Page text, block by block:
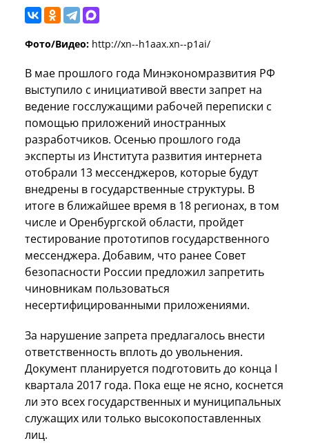
Фото/Видео: http://xn--h1aax.xn--p1ai/
В мае прошлого года Минэкономразвития РФ
выступило с инициативой ввести запрет на
ведение госслужащими рабочей переписки с
помощью приложений иностранных
разработчиков. Осенью прошлого года
эксперты из Института развития интернета
отобрали 13 мессенджеров, которые будут
внедрены в государственные структуры. В
итоге в ближайшее время в 18 регионах, в том
числе и Оренбургской области, пройдет
тестирование прототипов государственного
мессенджера. Добавим, что ранее Совет
безопасности России предложил запретить
чиновникам пользоваться
несертифицированными приложениями.
За нарушение запрета предлагалось внести
ответственность вплоть до увольнения.
Документ планируется подготовить до конца I
квартала 2017 года. Пока еще не ясно, коснется
ли это всех государственных и муниципальных
служащих или только высокопоставленных
лиц.